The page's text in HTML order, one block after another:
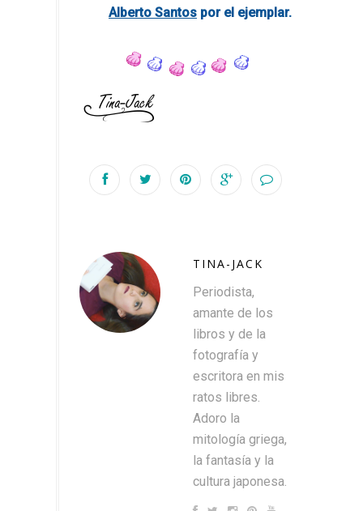
Alberto Santos por el ejemplar.
TINA-JACK
Periodista,
amante de los
libros y de la
fotografía y
escritora en mis
ratos libres.
Adoro la
mitología griega,
la fantasía y la
cultura japonesa.